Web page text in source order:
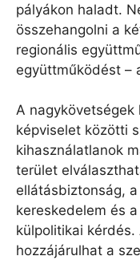
pályákon haladt.
összehangolni a
regionális
együttműködést –
A
képviselet közötti
kihasználatlanok
terület
ellátásbiztonság,
kereskedelem és
külpolitikai
hozzájárulhat a